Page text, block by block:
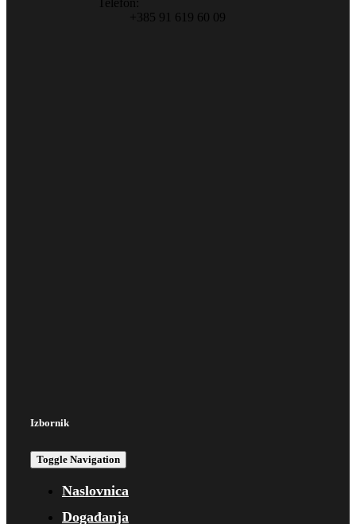
+385 91 619 60 09
Izbornik
Toggle Navigation
Naslovnica
Događanja